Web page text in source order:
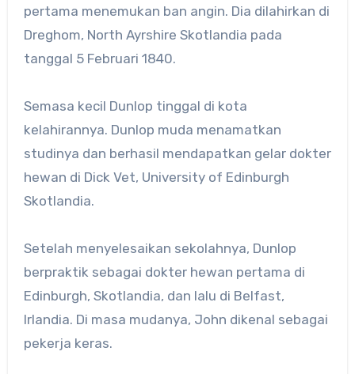
pertama menemukan ban angin. Dia dilahirkan di
Dreghom, North Ayrshire Skotlandia pada
tanggal 5 Februari 1840.
Semasa kecil Dunlop tinggal di kota
kelahirannya. Dunlop muda menamatkan
studinya dan berhasil mendapatkan gelar dokter
hewan di Dick Vet, University of Edinburgh
Skotlandia.
Setelah menyelesaikan sekolahnya, Dunlop
berpraktik sebagai dokter hewan pertama di
Edinburgh, Skotlandia, dan lalu di Belfast,
Irlandia. Di masa mudanya, John dikenal sebagai
pekerja keras.